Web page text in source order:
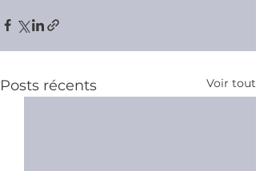
Posts récents Voir tout